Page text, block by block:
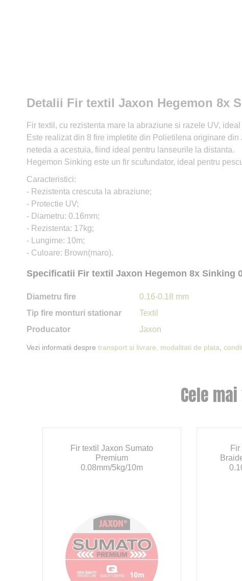
Detalii Fir textil Jaxon Hegemon 8x
Fir textil, cu rezistenta mare la abraziune si razele UV,
Este realizat din 8 fire impletite din Polietilena originare
neteda a acestuia, fiind ideal pentru lanseurile la distanta.
Hegemon Sinking este un fir scufundator, ideal pentru
Caracteristici:
- Rezistenta crescuta la abraziune;
- Protectie UV;
- Diametru: 0.16mm;
- Rezistenta: 17kg;
- Lungime: 10m;
- Culoare: Brown(maro).
Specificatii Fir textil Jaxon Hegemon 8x Sinking
Diametru fire
0.16-0.18 mm
Tip fire monturi stationar
Textil
Producator
Jaxon
Vezi informatii despre transport si livrare, modalitati de plata
Cele
Fir textil Jaxon Sumato
Premium
0.08mm/5kg/10m